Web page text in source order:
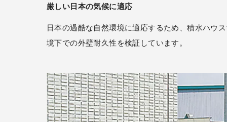
厳しい日本の気候に適応
日本の過酷な自然環境に適応するため、積水ハウ
境下での外壁耐久性を検証しています。